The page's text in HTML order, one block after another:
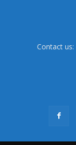
Contact us: